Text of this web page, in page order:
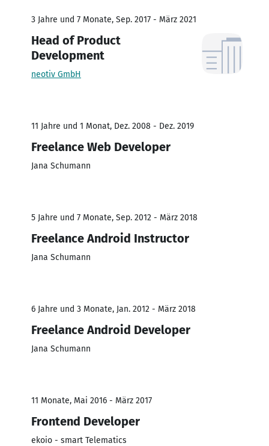
3 Jahre und 7 Monate, Sep. 2017 - März 2021
Head of Product
Development
neotiv GmbH
11 Jahre und 1 Monat, Dez. 2008 - Dez. 2019
Freelance Web Developer
Jana Schumann
5 Jahre und 7 Monate, Sep. 2012 - März 2018
Freelance Android Instructor
Jana Schumann
6 Jahre und 3 Monate, Jan. 2012 - März 2018
Freelance Android Developer
Jana Schumann
11 Monate, Mai 2016 - März 2017
Frontend Developer
ekoio - smart Telematics